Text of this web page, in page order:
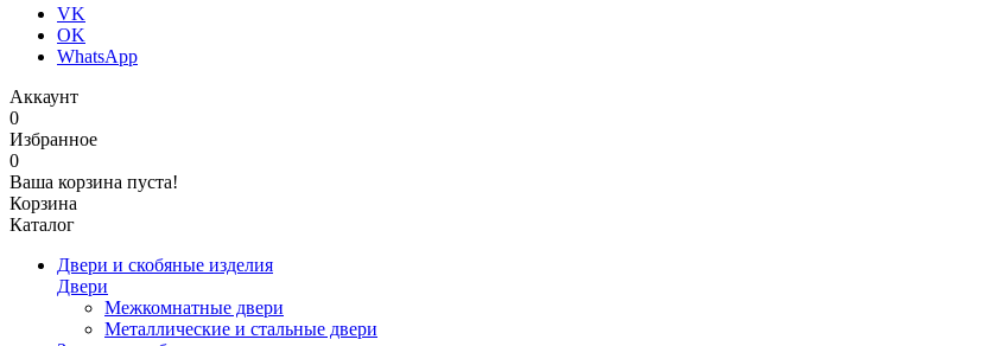
VK
OK
WhatsApp
Аккаунт
0
Избранное
0
Ваша корзина пуста!
Корзина
Каталог
Двери и скобяные изделия
Двери
Межкомнатные двери
Металлические и стальные двери